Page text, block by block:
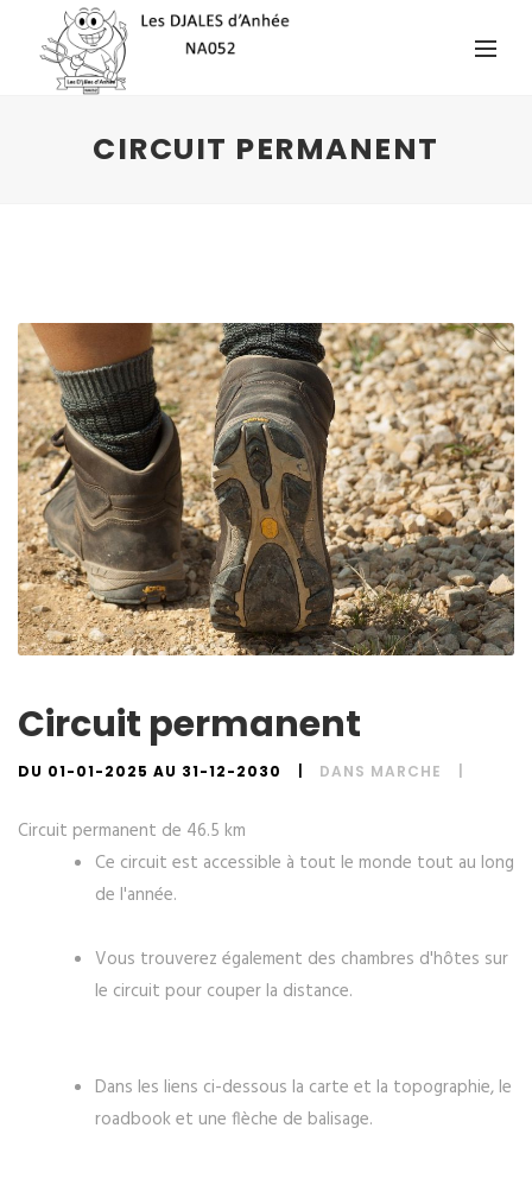
CIRCUIT PERMANENT
Circuit permanent
DU 01-01-2025 AU 31-12-2030 DANS MARCHE
Circuit permanent de 46.5 km
Ce circuit est accessible à tout le monde tout au long
de l'année.
Vous trouverez également des chambres d'hôtes sur
le circuit pour couper la distance.
Dans les liens ci-dessous la carte et la topographie, le
roadbook et une flèche de balisage.